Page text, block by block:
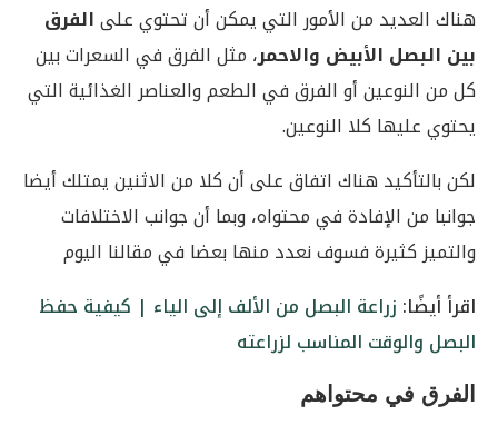
هناك العديد من الأمور التي يمكن أن تحتوي علىالفرق
بين البصل الأبيض والاحمر، مثل الفرق في السعرات بين
كل من النوعين أو الفرق في الطعم والعناصر الغذائية التي
يحتوي عليها كلا النوعين.
لكن بالتأكيد هناك اتفاق على أن كلا من الاثنين يمتلك أيضا
جوانبا من الإفادة في محتواه، وبما أن جوانب الاختلافات
والتميز كثيرة فسوف نعدد منها بعضا في مقالنا اليوم
اقرأ أيضًا: زراعة البصل من الألف إلى الياء | كيفية حفظ
البصل والوقت المناسب لزراعته
الفرق في محتواهم